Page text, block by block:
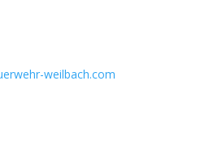
weilbach.com